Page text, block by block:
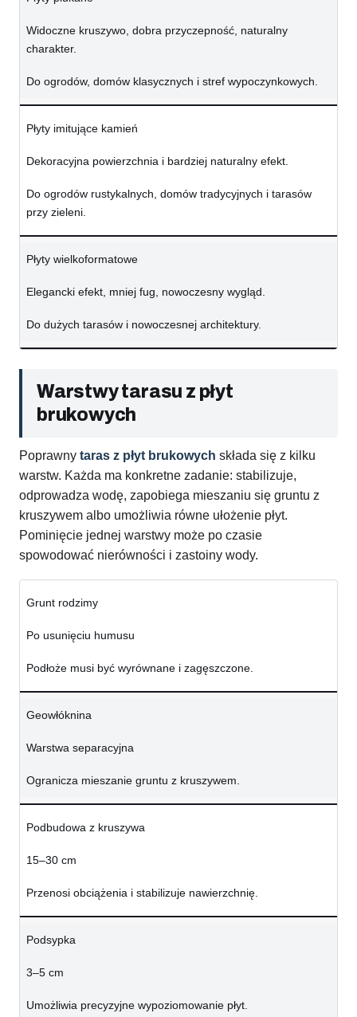
Widoczne kruszywo, dobra przyczepność, naturalny
charakter.
Do ogrodów, domów klasycznych i stref wypoczynkowych.
Płyty imitujące kamień
Dekoracyjna powierzchnia i bardziej naturalny efekt.
Do ogrodów rustykalnych, domów tradycyjnych i tarasów
przy zieleni.
Płyty wielkoformatowe
Elegancki efekt, mniej fug, nowoczesny wygląd.
Do dużych tarasów i nowoczesnej architektury.
Warstwy tarasu z płyt
brukowych
Poprawny taras z płyt brukowych składa się z kilku
warstw. Każda ma konkretne zadanie: stabilizuje,
odprowadza wodę, zapobiega mieszaniu się gruntu z
kruszywem albo umożliwia równe ułożenie płyt.
Pominięcie jednej warstwy może po czasie
spowodować nierówności i zastoiny wody.
Grunt rodzimy
Po usunięciu humusu
Podłoże musi być wyrównane i zagęszczone.
Geowłóknina
Warstwa separacyjna
Ogranicza mieszanie gruntu z kruszywem.
Podbudowa z kruszywa
15–30 cm
Przenosi obciążenia i stabilizuje nawierzchnię.
Podsypka
3–5 cm
Umożliwia precyzyjne wypoziomowanie płyt.